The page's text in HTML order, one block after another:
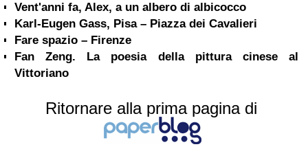
Vent'anni fa, Alex, a un albero di albicocco
Karl-Eugen Gass, Pisa – Piazza dei Cavalieri
Fare spazio – Firenze
Fan Zeng. La poesia della pittura cinese al
Vittoriano
Ritornare alla prima pagina di